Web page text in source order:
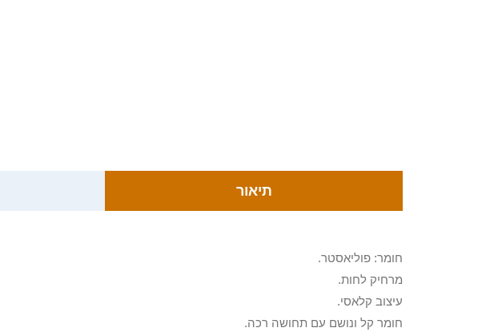
תיאור
חומר: פוליאסטר.
מרחיק לחות.
עיצוב קלאסי.
חומר קל ונושם עם תחושה רכה.